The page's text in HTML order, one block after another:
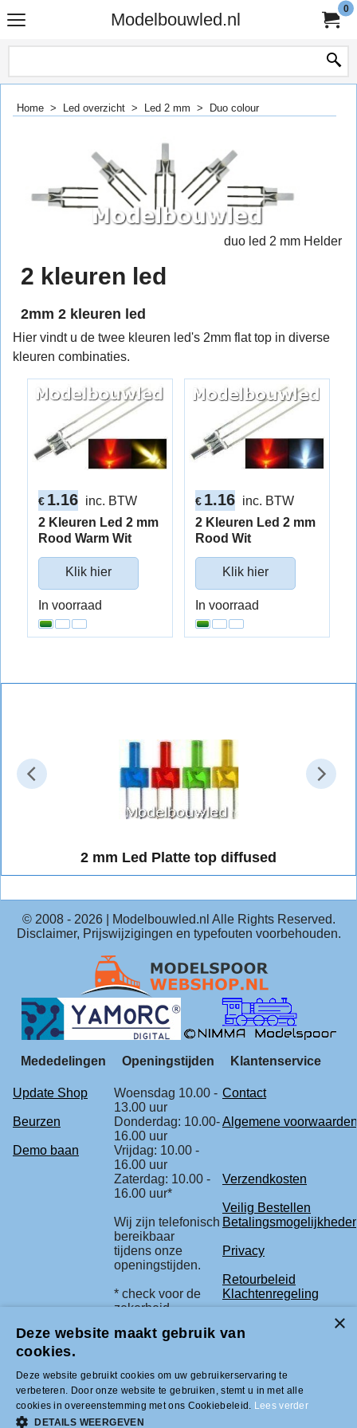
Modelbouwled.nl
0
Home > Led overzicht > Led 2 mm > Duo colour
duo led 2 mm Helder
2 kleuren led
2mm 2 kleuren led
Hier vindt u de twee kleuren led's 2mm flat top in diverse
kleuren combinaties.
€ 1.16 inc. BTW
2 Kleuren Led 2 mm
Rood Warm Wit
Klik hier
In voorraad
€ 1.16 inc. BTW
2 Kleuren Led 2 mm
Rood Wit
Klik hier
In voorraad
2 mm Led Platte top diffused
© 2008 - 2026| Modelbouwled.nl Alle Rights Reserved.
Disclaimer, Prijswijzigingen en typefouten voorbehouden.
Mededelingen Openingstijden Klantenservice
Update Shop
Woensdag 10.00 -
13.00 uur
Contact
Beurzen
Donderdag: 10.00-
16.00 uur
Algemene voorwaarden
Demo baan
Vrijdag: 10.00 -
16.00 uur
Zaterdag: 10.00 -
16.00 uur*
Verzendkosten
Veilig Bestellen
Wij zijn telefonisch
bereikbaar
tijdens onze
openingstijden.
Privacy
Retourbeleid
* check voor de
zekerheid
Klachtenregeling
agenda.
Tel +31 (0)33-2996333 |
info@modelbouwled.nl | BTW nummer
NL001954275B26 | KVK nummer
31043946 | IBAN nummer NL59INGB
Deze website maakt gebruik van
cookies.
Deze website gebruikt cookies om uw gebruikerservaring te
verbeteren. Door onze website te gebruiken, stemt u in met alle
cookies in overeenstemming met ons Cookiebeleid. Lees verder
DETAILS WEERGEVEN